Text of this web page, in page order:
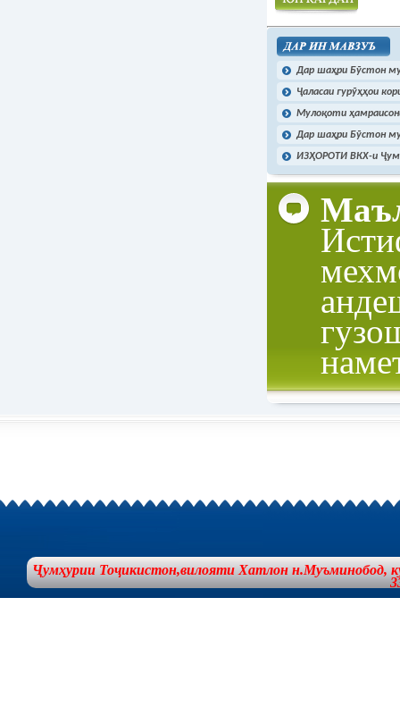
Чоп намудан
Дар шаҳри Бӯстон
Ҷаласаи гурӯҳҳои
Мулоқоти
Дар шаҳри Бӯстон
ИЗҲОРОТИ ВКХ-и
Ҷумҳурии Тоҷикистон,вилояти Хатлон н.Муъминобод,